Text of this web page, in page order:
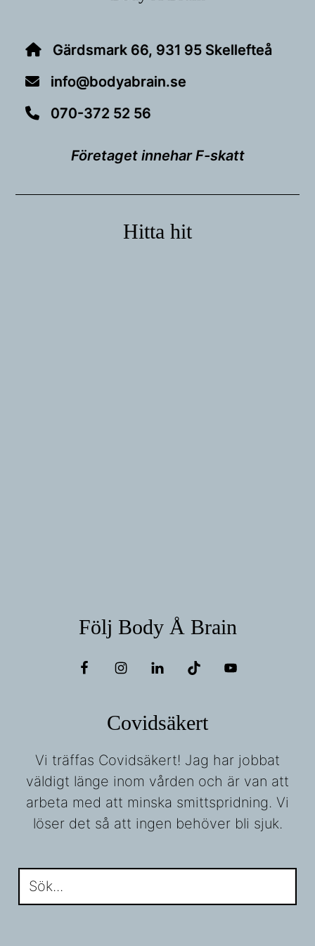
Gärdsmark 66, 931 95 Skellefteå
info@bodyabrain.se
070-372 52 56
Företaget innehar F-skatt
Hitta hit
Följ Body Å Brain
Covidsäkert
Vi träffas Covidsäkert! Jag har jobbat
väldigt länge inom vården och är van att
arbeta med att minska smittspridning. Vi
löser det så att ingen behöver bli sjuk.
Sök...